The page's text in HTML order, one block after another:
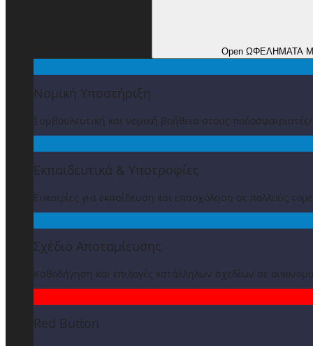
Open ΩΦΕΛΗΜΑΤΑ
Νομική Υποστήριξη
Συμβουλευτική και νομική βοήθεια στους
Εκπαιδευτικά & Υποτροφίες
Ευκαιρίες για εκπαίδευση και επασχόληση σε πολλούς
Σχέδιο Αποταμίευσης
Καθοδήγηση και επιλογές κατάλληλων σχεδίων σε
Red Button